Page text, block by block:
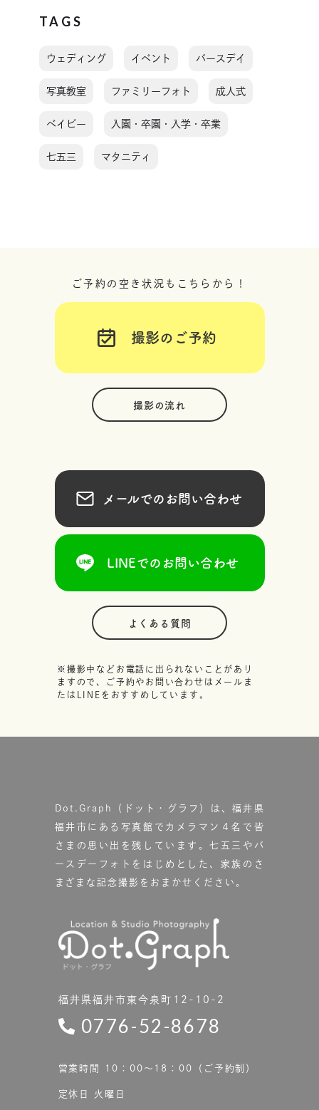
TAGS
ウェディング イベント バースデイ
写真教室 ファミリーフォト 成人式
ベイビー 入園・卒園・入学・卒業
七五三 マタニティ
ご予約の空き状況もこちらから！
撮影のご予約
撮影の流れ
メールでのお問い合わせ
LINEでのお問い合わせ
よくある質問
※撮影中などお電話に出られないことがあり
ますので、ご予約やお問い合わせはメールま
たはLINEをおすすめしています。
Dot.Graph（ドット・グラフ）は、福井県
福井市にある写真館で カメラマン４名で皆
さまの思い出を残しています。七五三やバ
ースデーフォトをはじめとした、家族のさ
まざまな記念撮影をおまかせください。
福井県福井市東今泉町12-10-2
0776-52-8678
営業時間 10：00〜18：00（ご予約制）
定休日 火曜日